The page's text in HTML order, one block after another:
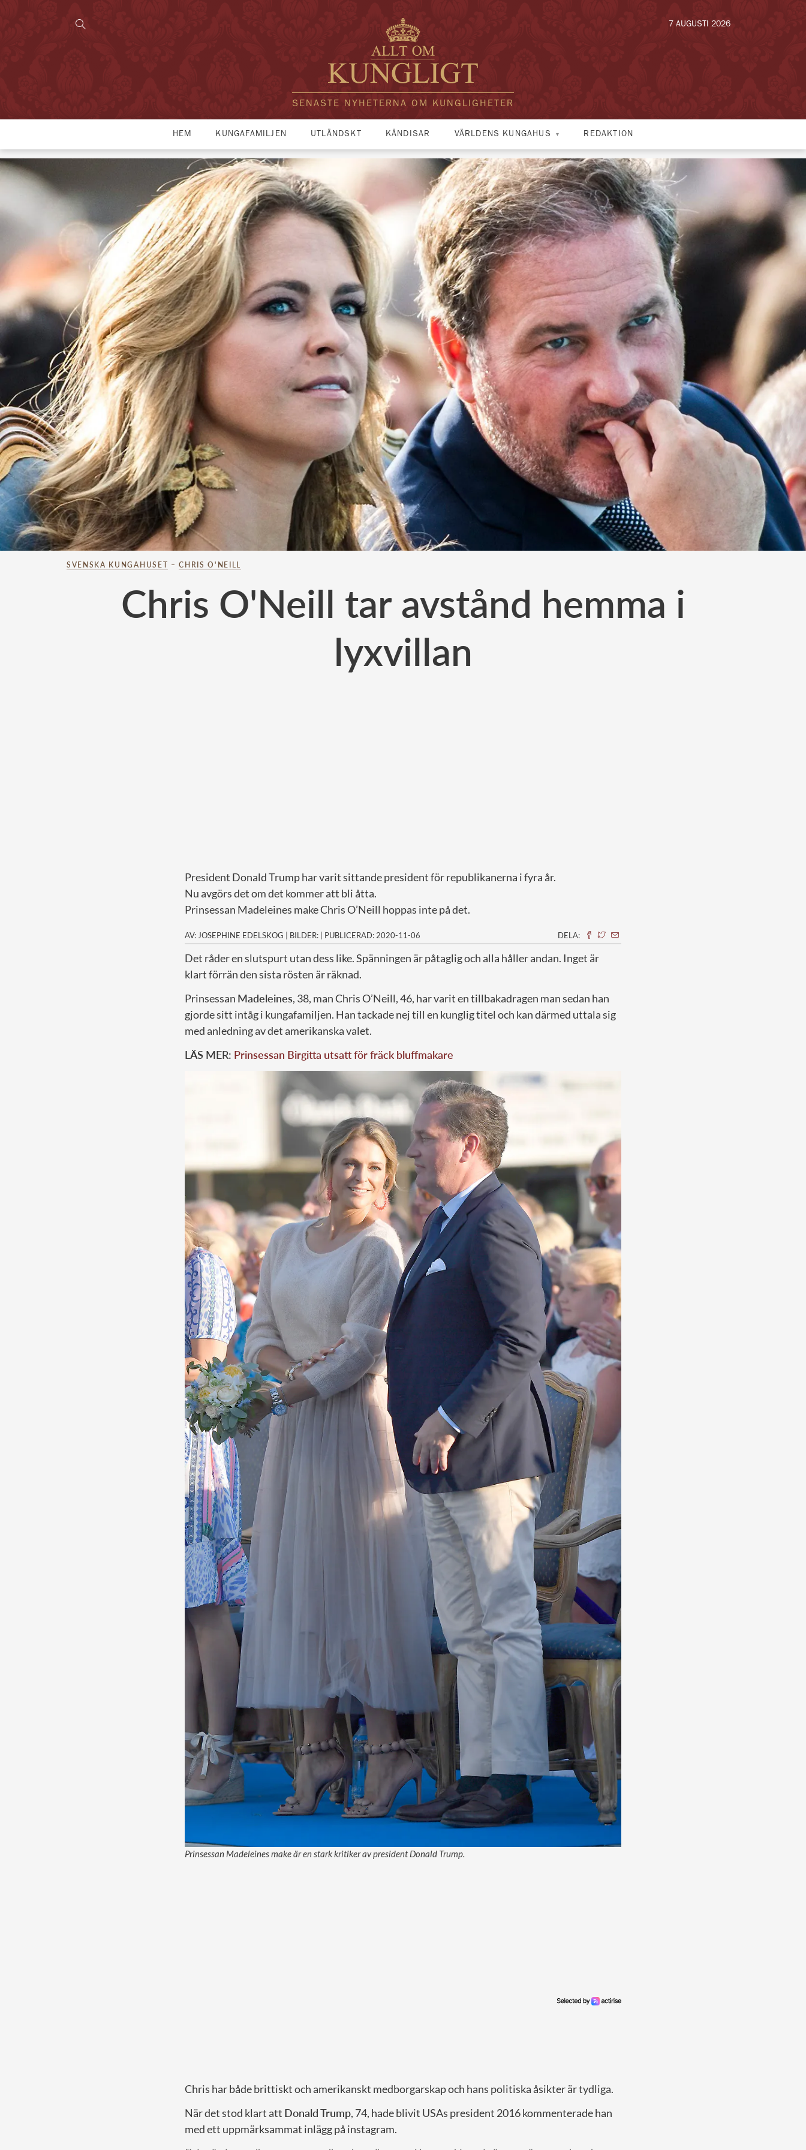
SENASTE NYHETERNA OM KUNGLIGHETER
7 AUGUSTI 2026
HEM KUNGAFAMILJEN UTLÄNDSKT KÄNDISAR VÄRLDENS KUNGAHUS REDAKTION
SVENSKA KUNGAHUSET –CHRIS O'NEILL
Chris O'Neill tar avstånd hemma i
lyxvillan
President Donald Trump har varit sittande president för republikanerna i fyra år.
Nu avgörs det om det kommer att bli åtta.
Prinsessan Madeleines make Chris O’Neill hoppas inte på det.
AV: JOSEPHINE EDELSKOG | BILDER: | PUBLICERAD: 2020-11-06 DELA:
Det råder en slutspurt utan dess like. Spänningen är påtaglig och alla håller andan. Inget är
klart förrän den sista rösten är räknad.
Prinsessan Madeleines, 38, man Chris O’Neill, 46, har varit en tillbakadragen man sedan han
gjorde sitt intåg i kungafamiljen. Han tackade nej till en kunglig titel och kan därmed uttala sig
med anledning av det amerikanska valet.
LÄS MER: Prinsessan Birgitta utsatt för fräck bluffmakare
Prinsessan Madeleines make är en stark kritiker av president Donald Trump.
Chris har både brittiskt och amerikanskt medborgarskap och hans politiska åsikter är tydliga.
När det stod klart att Donald Trump, 74, hade blivit USAs president 2016 kommenterade han
med ett uppmärksammat inlägg på instagram.